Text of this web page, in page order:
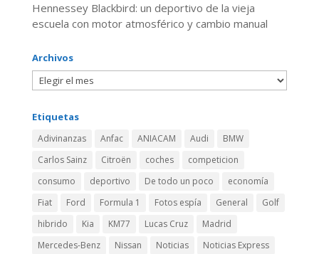
Hennessey Blackbird: un deportivo de la vieja
escuela con motor atmosférico y cambio manual
Archivos
Etiquetas
Adivinanzas Anfac ANIACAM Audi
BMW
Carlos Sainz
Citroën coches
competicion
consumo
deportivo De todo un poco
economía
Fiat
Ford Formula 1 Fotos espía General
Golf
hibrido
Kia KM77 Lucas Cruz
Madrid
Mercedes-Benz
Nissan Noticias
Noticias Express